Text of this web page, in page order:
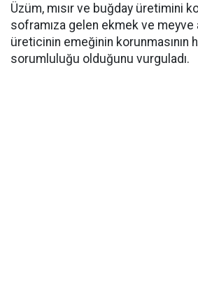
Üzüm, mısır ve buğday üretimini
soframıza gelen ekmek ve meyve
üreticinin emeğinin korunmasının
sorumluluğu olduğunu vurguladı.